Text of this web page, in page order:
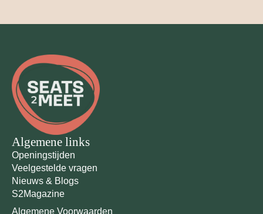
Algemene links
Openingstijden
Veelgestelde vragen
Nieuws & Blogs
S2Magazine
Algemene Voorwaarden